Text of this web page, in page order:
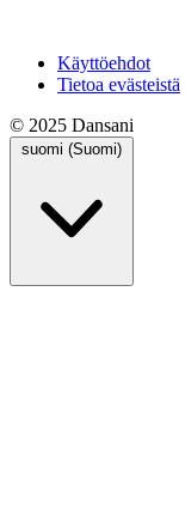
Käyttöehdot
Tietoa evästeistä
© 2025 Dansani
suomi (Suomi)